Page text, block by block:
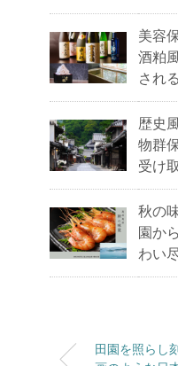
美容
酒粕
される
歴史
物群
受け
秋の
園か
わい
田園を照らし